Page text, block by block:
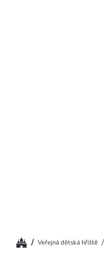
Domů/ Veřejná dětská hřiště /